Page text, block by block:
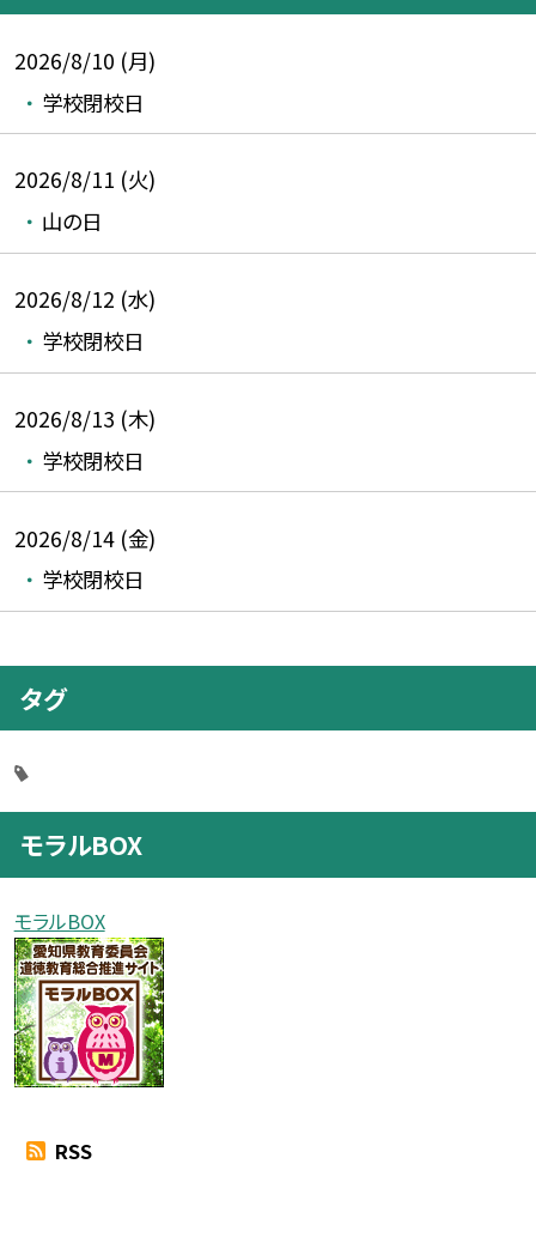
2026/8/10 (月)
学校閉校日
2026/8/11 (火)
山の日
2026/8/12 (水)
学校閉校日
2026/8/13 (木)
学校閉校日
2026/8/14 (金)
学校閉校日
タグ
モラルBOX
モラルBOX
RSS